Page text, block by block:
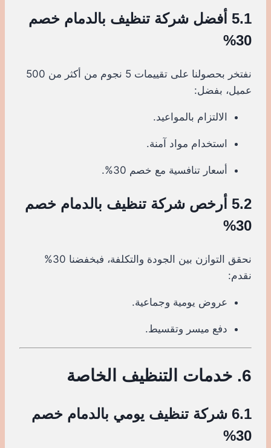
5.1 أفضل شركة تنظيف بالدمام خصم
30%
نفتخر بحصولنا على تقييمات 5 نجوم من أكثر من 500
عميل، بفضل:
الالتزام بالمواعيد.
استخدام مواد آمنة.
أسعار تنافسية مع خصم 30%.
5.2 أرخص شركة تنظيف بالدمام خصم
30%
نحقق التوازن بين الجودة والتكلفة، فبخفضنا 30%
نقدم:
عروض يومية وجماعية.
دفع ميسر وتقسيط.
6. خدمات التنظيف الخاصة
6.1 شركة تنظيف يومي بالدمام خصم
30%